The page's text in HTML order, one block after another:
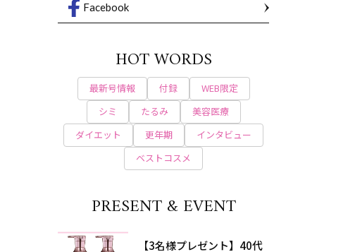
Facebook
HOT WORDS
最新号情報 付録
WEB限定
シミ
たるみ
美容医療
ダイエット
更年期
インタビュー
ベストコスメ
PRESENT & EVENT
【3名様プレゼント】40代